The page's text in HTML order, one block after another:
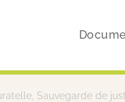
Sauvegarde de